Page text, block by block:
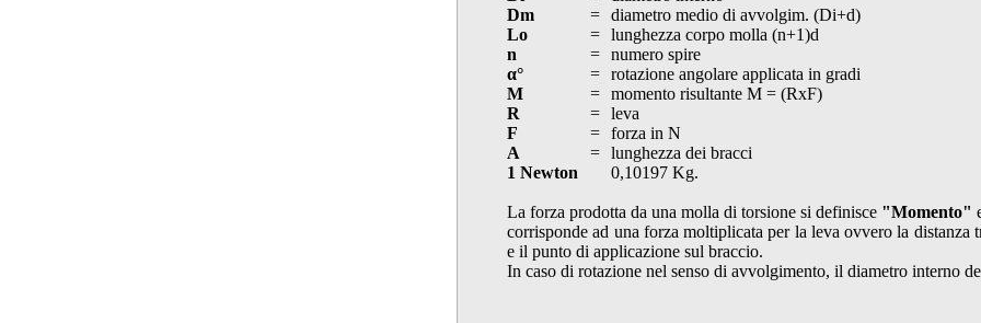
Dm
=
diametro medio di avvolgim. (Di+d)
Lo
=
lunghezza corpo molla (n+1)d
n
=
numero spire
α°
=
rotazione angolare applicata in gradi
M
=
momento risultante M = (RxF)
R
=
leva
F
=
forza in N
A
=
lunghezza dei bracci
1 Newton
0,10197 Kg.
La forza prodotta da una molla di torsione si definisce "Momento"
corrisponde ad una forza moltiplicata per la leva ovvero la distanza
e il punto di applicazione sul braccio.
In caso di rotazione nel senso di avvolgimento, il diametro interno